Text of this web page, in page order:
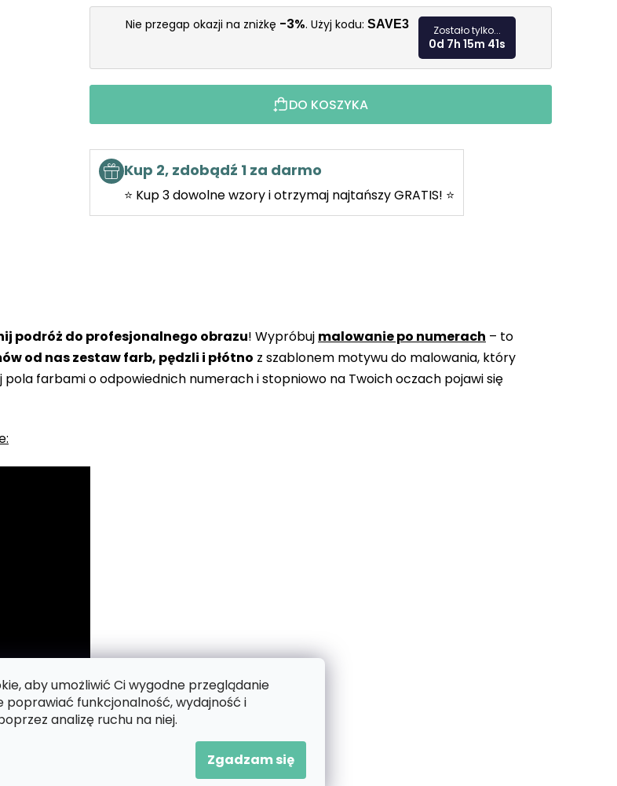
aby umożliwić Ci wygodne przeglądanie
funkcjonalność, wydajność i
analizę ruchu na niej.
Zgadzam się
Cena
Nie przegap okazji na zniżkę -3%. Użyj kodu: SAVE3 Zostało tylko...
0d 7h 15m 40s
DO KOSZYKA
Kup 2, zdobądź 1 za darmo
⭐ Kup 3 dowolne wzory i otrzymaj najtańszy GRATIS! ⭐
podróż do profesjonalnego obrazu! Wypróbuj malowanie po numerach – to
od nas zestaw farb, pędzli i płótno z szablonem motywu do malowania, który
farbami o odpowiednich numerach i stopniowo na Twoich oczach pojawi się